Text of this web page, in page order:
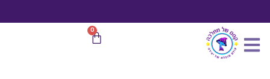
לתוכן
בהזמנות מעל 599 ₪ 0
עגלת
יח
תפוזים